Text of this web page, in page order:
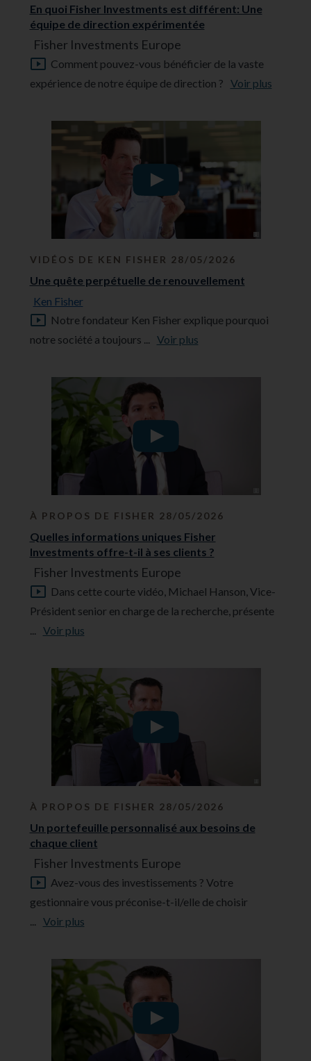
En quoi Fisher Investments est différent: Une
équipe de direction expérimentée
Fisher Investments Europe
Comment pouvez-vous bénéficier de la vaste
expérience de notre équipe de direction ? Voir plus
VIDÉOS DE KEN FISHER 28/05/2026
Une quête perpétuelle de renouvellement
Ken Fisher
Notre fondateur Ken Fisher explique pourquoi
notre société a toujours ... Voir plus
À PROPOS DE FISHER 28/05/2026
Quelles informations uniques Fisher
Investments offre-t-il à ses clients ?
Fisher Investments Europe
Dans cette courte vidéo, Michael Hanson, Vice-
Président senior en charge de la recherche, présente
... Voir plus
À PROPOS DE FISHER 28/05/2026
Un portefeuille personnalisé aux besoins de
chaque client
Fisher Investments Europe
Avez-vous des investissements ? Votre
gestionnaire vous préconise-t-il/elle de choisir
... Voir plus